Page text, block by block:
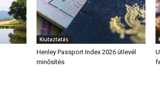
Kiutaztatás
Henley Passport Index 2026 útlevél
minősítés